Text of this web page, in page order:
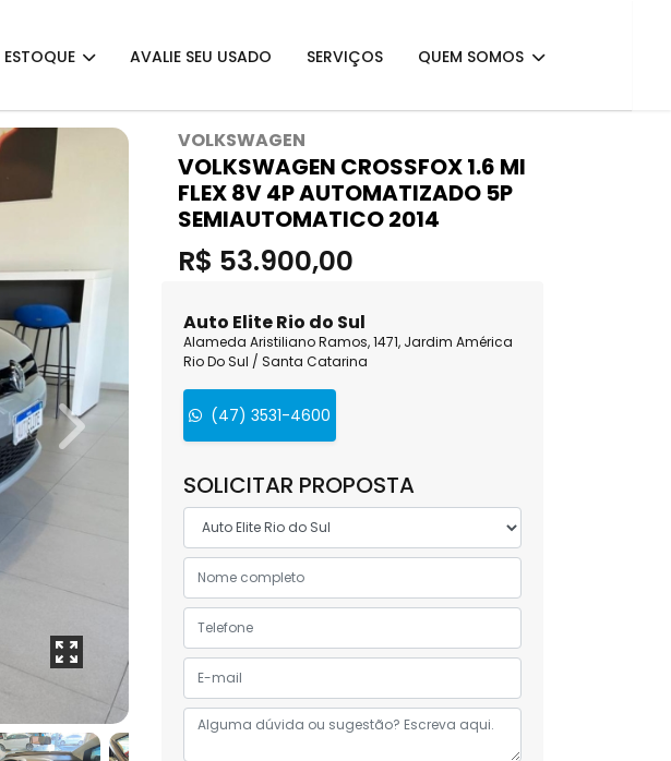
ESTOQUE AVALIE SEU USADO SERVIÇOS QUEM SOMOS
VOLKSWAGEN
VOLKSWAGEN CROSSFOX 1.6 MI
FLEX 8V 4P AUTOMATIZADO 5P
SEMIAUTOMATICO 2014
R$ 53.900,00
Auto Elite Rio do Sul
Alameda Aristiliano Ramos, 1471, Jardim América
Rio Do Sul / Santa Catarina
(47) 3531-4600
SOLICITAR PROPOSTA
Next